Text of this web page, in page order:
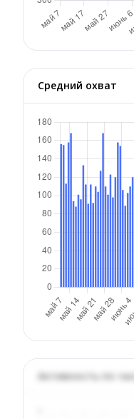
Средний охват
Активность по